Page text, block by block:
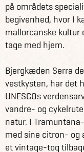
på områdets
begivenhed, hvor I
mallorcanske kultur
tage med hjem.
Bjergkæden Serra
vestkysten, har det
UNESCOs
vandre- og
natur. I
med sine citron- og
et vintage-tog